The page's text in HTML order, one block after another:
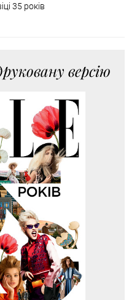
35 років
версію